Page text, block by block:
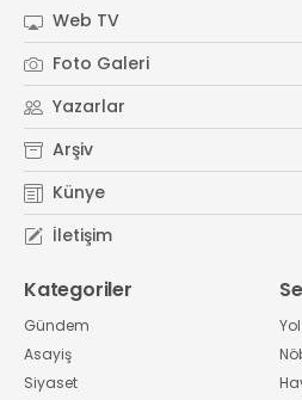
Web TV
Foto Galeri
Yazarlar
Arşiv
Künye
İletişim
Kategoriler
Gündem
Asayiş
Siyaset